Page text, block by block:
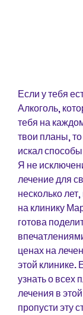
Если у тебя
Алкоголь,
тебя на
твои планы,
искал
Я не
лечение для
несколько
на клинику
готова
ценах на
этой клинике.
узнать о всех
лечения в
пропусти эту